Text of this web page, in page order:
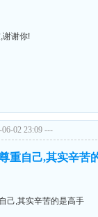
谢谢你!
02 23:09 ---
重自己,其实辛苦
己,其实辛苦的是高手